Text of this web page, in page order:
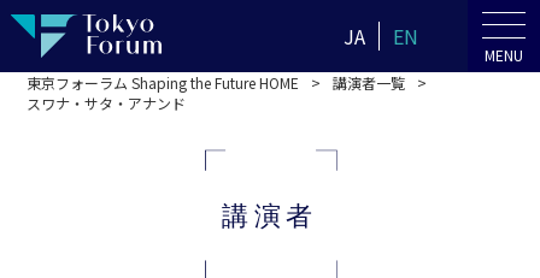
JA EN
MENU
東京フォーラム Shaping the Future HOME
講演者一覧
スワナ・サタ・アナンド
講演者